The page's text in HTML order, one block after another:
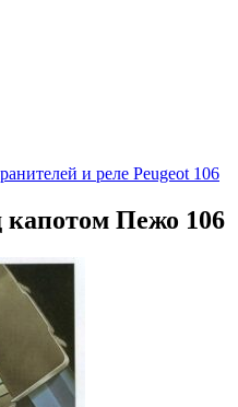
и реле Peugeot 106
капотом Пежо 106